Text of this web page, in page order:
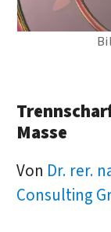
Masse
Von Dr. rer.
Consulting